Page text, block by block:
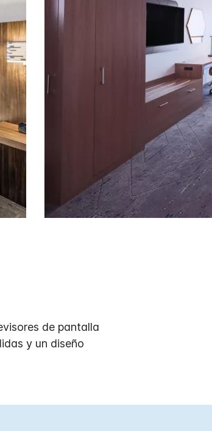
de pantalla
y un diseño